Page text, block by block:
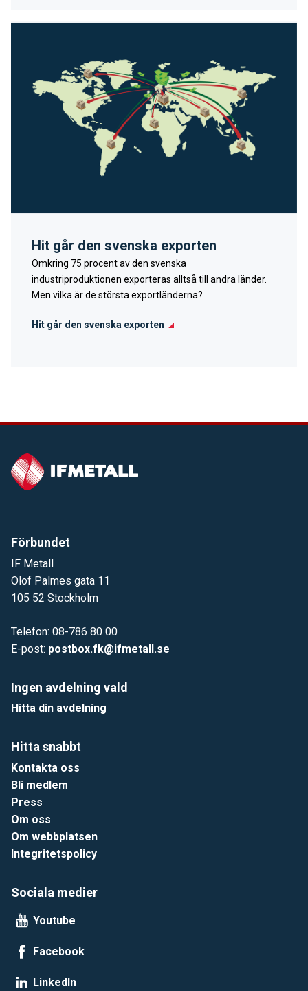
Hit går den svenska exporten
Omkring 75 procent av den svenska
industriproduktionen exporteras alltså till andra länder.
Men vilka är de största exportländerna?
Hit går den svenska exporten
Förbundet
IF Metall
Olof Palmes gata 11
105 52 Stockholm
Telefon: 08-786 80 00
E-post: postbox.fk@ifmetall.se
Ingen avdelning vald
Hitta din avdelning
Hitta snabbt
Kontakta oss
Bli medlem
Press
Om oss
Om webbplatsen
Integritetspolicy
Sociala medier
Youtube
Facebook
LinkedIn